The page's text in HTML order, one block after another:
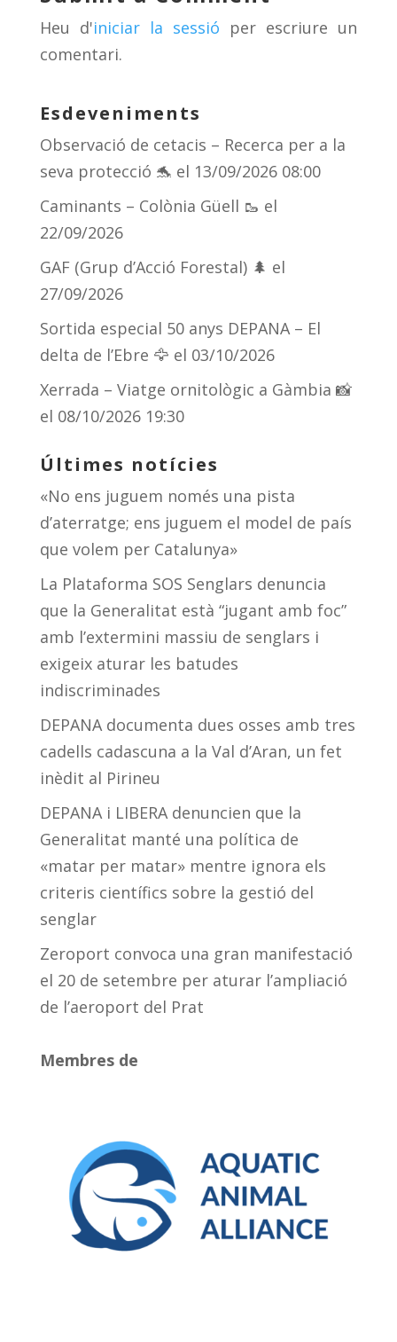
s m te
ix
Heu d'iniciar la sessió per escriure un
comentari.
Esdeveniments
Observació de cetacis – Recerca per a la
seva protecció 🐬 el 13/09/2026 08:00
Caminants – Colònia Güell 🥾 el
22/09/2026
GAF (Grup d’Acció Forestal) 🌲 el
27/09/2026
Sortida especial 50 anys DEPANA – El
delta de l’Ebre 🦅 el 03/10/2026
Xerrada – Viatge ornitològic a Gàmbia 📸
el 08/10/2026 19:30
Últimes notícies
«No ens juguem només una pista
d’aterratge; ens juguem el model de país
que volem per Catalunya»
La Plataforma SOS Senglars denuncia
que la Generalitat està “jugant amb foc”
amb l’extermini massiu de senglars i
exigeix aturar les batudes
indiscriminades
DEPANA documenta dues osses amb tres
cadells cadascuna a la Val d’Aran, un fet
inèdit al Pirineu
DEPANA i LIBERA denuncien que la
Generalitat manté una política de
«matar per matar» mentre ignora els
criteris científics sobre la gestió del
senglar
Zeroport convoca una gran manifestació
el 20 de setembre per aturar l’ampliació
de l’aeroport del Prat
Membres de